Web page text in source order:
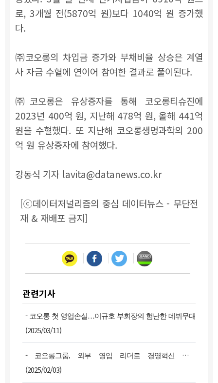
로, 3개월 전(5870억 원)보다 1040억 원 증가했
다.
㈜코오롱의 차입금 증가와 부채비율 상승은 계열
사 자금 수혈에 연이어 참여한 결과로 풀이된다.
㈜코오롱은 유상증자를 통해 코오롱티슈진에
2023년 400억 원, 지난해 478억 원, 올해 441억
원을 수혈했다. 또 지난해 코오롱생명과학의 200
억 원 유상증자에 참여했다.
강동식 기자 lavita@datanews.co.kr
[ⓒ데이터저널리즘의 중심 데이터뉴스 - 무단전
재 & 재배포 금지]
관련기사
- 코오롱 첫 영업손실…이규호 부회장의 험난한 데뷔무대
(2025/03/11)
- 코오롱그룹, 외부 영입 리더로 경영혁신 속도
(2025/02/03)